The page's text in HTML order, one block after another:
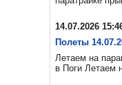
14.07.2026
Полеты
Летаем на
в Поги Летаем